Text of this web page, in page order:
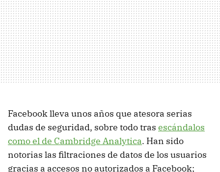
Facebook lleva unos años que atesora serias
dudas de seguridad, sobre todo tras escándalos
como el de Cambridge Analytica. Han sido
notorias las filtraciones de datos de los usuarios
gracias a accesos no autorizados a Facebook;